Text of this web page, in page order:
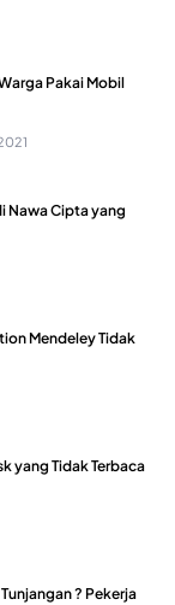
Pakai Mobil
Nawa Cipta yang
Mendeley Tidak
yang Tidak Terbaca
? Pekerja